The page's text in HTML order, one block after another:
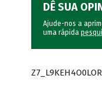
DÊ SUA
Ajude-nos a
uma rápida